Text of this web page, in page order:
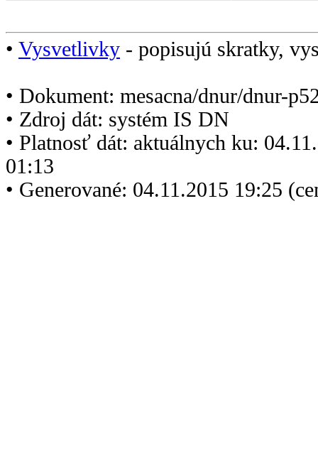
• Vysvetlivky - popisujú skratky,
• Dokument: mesacna/dnur/dnur-
• Zdroj dát: systém IS DN
• Platnosť dát: aktuálnych ku:
01:13
• Generované: 04.11.2015 19:25